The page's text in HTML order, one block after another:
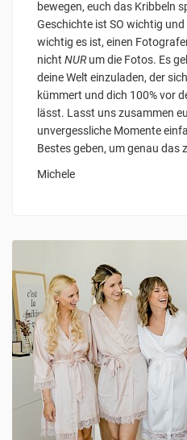
bewegen, euch das Kribbeln
Geschichte ist SO wichtig
wichtig es ist, einen
nicht NURum die Fotos. Es
deine Welt einzuladen, der
kümmert und dich 100% vor
lässt. Lasst uns zusammen
unvergessliche Momente
Bestes geben, um genau das
Michele